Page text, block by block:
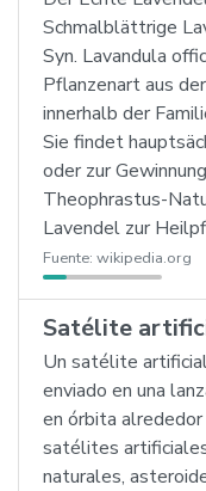
Schmalblättrige
Syn. Lavandula
Pflanzenart aus
innerhalb der
Sie findet
oder zur
Theophrastus-
Lavendel zur
Fuente: wikipedia.org
Satélite
Un satélite
enviado en una
en órbita
satélites
naturales,